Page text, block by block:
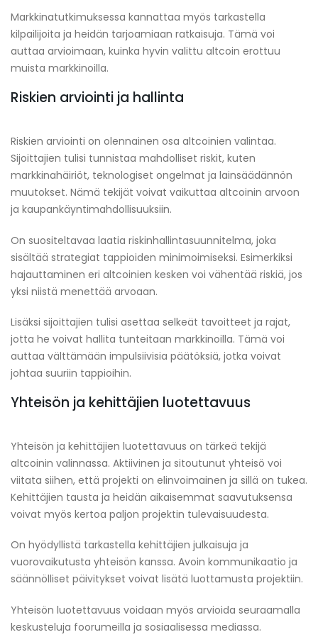
Markkinatutkimuksessa kannattaa myös tarkastella
kilpailijoita ja heidän tarjoamiaan ratkaisuja. Tämä voi
auttaa arvioimaan, kuinka hyvin valittu altcoin erottuu
muista markkinoilla.
Riskien arviointi ja hallinta
Riskien arviointi on olennainen osa altcoinien valintaa.
Sijoittajien tulisi tunnistaa mahdolliset riskit, kuten
markkinahäiriöt, teknologiset ongelmat ja lainsäädännön
muutokset. Nämä tekijät voivat vaikuttaa altcoinin arvoon
ja kaupankäyntimahdollisuuksiin.
On suositeltavaa laatia riskinhallintasuunnitelma, joka
sisältää strategiat tappioiden minimoimiseksi. Esimerkiksi
hajauttaminen eri altcoinien kesken voi vähentää riskiä, jos
yksi niistä menettää arvoaan.
Lisäksi sijoittajien tulisi asettaa selkeät tavoitteet ja rajat,
jotta he voivat hallita tunteitaan markkinoilla. Tämä voi
auttaa välttämään impulsiivisia päätöksiä, jotka voivat
johtaa suuriin tappioihin.
Yhteisön ja kehittäjien luotettavuus
Yhteisön ja kehittäjien luotettavuus on tärkeä tekijä
altcoinin valinnassa. Aktiivinen ja sitoutunut yhteisö voi
viitata siihen, että projekti on elinvoimainen ja sillä on tukea.
Kehittäjien tausta ja heidän aikaisemmat saavutuksensa
voivat myös kertoa paljon projektin tulevaisuudesta.
On hyödyllistä tarkastella kehittäjien julkaisuja ja
vuorovaikutusta yhteisön kanssa. Avoin kommunikaatio ja
säännölliset päivitykset voivat lisätä luottamusta projektiin.
Yhteisön luotettavuus voidaan myös arvioida seuraamalla
keskusteluja foorumeilla ja sosiaalisessa mediassa.